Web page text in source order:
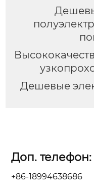
Дешевые
Доп. телефон:
+86-18994638686